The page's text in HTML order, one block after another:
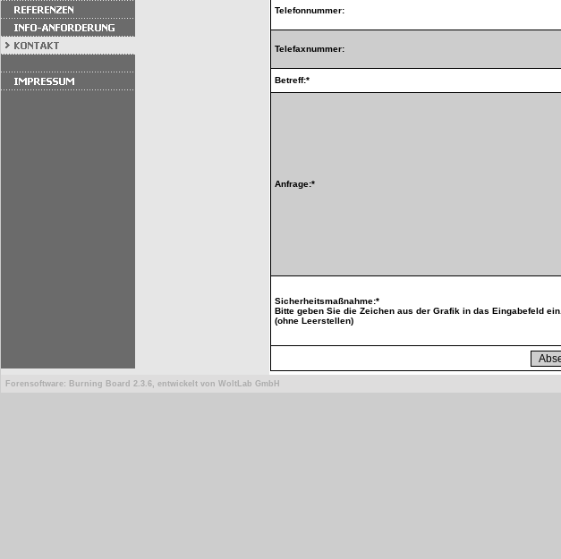
Telefonnummer:
Telefaxnummer:
Betreff:*
Anfrage:*
Sicherheitsmaßnahme:*
Bitte geben Sie die Zeichen aus der Grafik in das Eingabefeld ein.
(ohne Leerstellen)
Forensoftware: Burning Board 2.3.6, entwickelt von WoltLab GmbH